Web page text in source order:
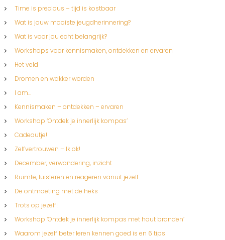
Time is precious – tijd is kostbaar
Wat is jouw mooiste jeugdherinnering?
Wat is voor jou echt belangrijk?
Workshops voor kennismaken, ontdekken en ervaren
Het veld
Dromen en wakker worden
I am…
Kennismaken – ontdekken – ervaren
Workshop ‘Ontdek je innerlijk kompas’
Cadeautje!
Zelfvertrouwen – Ik ok!
December, verwondering, inzicht
Ruimte, luisteren en reageren vanuit jezelf
De ontmoeting met de heks
Trots op jezelf!
Workshop ‘Ontdek je innerlijk kompas met hout branden’
Waarom jezelf beter leren kennen goed is en 6 tips